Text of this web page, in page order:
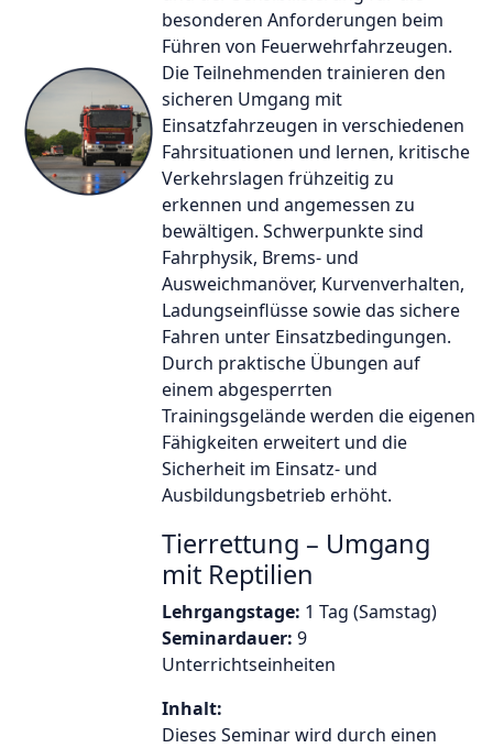
besonderen Anforderungen beim
Führen von Feuerwehrfahrzeugen.
Die Teilnehmenden trainieren den
sicheren Umgang mit
Einsatzfahrzeugen in verschiedenen
Fahrsituationen und lernen, kritische
Verkehrslagen frühzeitig zu
erkennen und angemessen zu
bewältigen. Schwerpunkte sind
Fahrphysik, Brems- und
Ausweichmanöver, Kurvenverhalten,
Ladungseinflüsse sowie das sichere
Fahren unter Einsatzbedingungen.
Durch praktische Übungen auf
einem abgesperrten
Trainingsgelände werden die eigenen
Fähigkeiten erweitert und die
Sicherheit im Einsatz- und
Ausbildungsbetrieb erhöht.
Tierrettung – Umgang
mit Reptilien
Lehrgangstage: 1 Tag (Samstag)
Seminardauer: 9
Unterrichtseinheiten
Inhalt:
Dieses Seminar wird durch einen